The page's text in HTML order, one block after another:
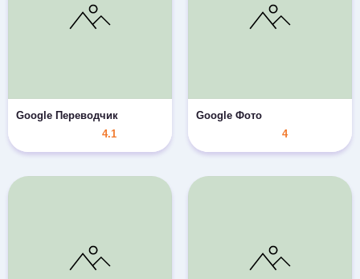
Google Переводчик
4.1
Google Фото
4